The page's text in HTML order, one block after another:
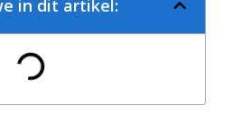
in dit artikel: